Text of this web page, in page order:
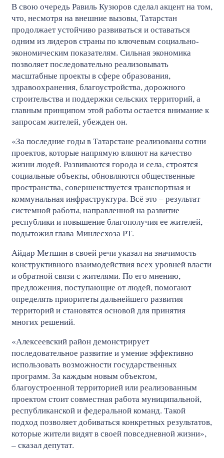
В свою очередь Равиль Кузюров сделал акцент на том,
что, несмотря на внешние вызовы, Татарстан
продолжает устойчиво развиваться и оставаться
одним из лидеров страны по ключевым социально-
экономическим показателям. Сильная экономика
позволяет последовательно реализовывать
масштабные проекты в сфере образования,
здравоохранения, благоустройства, дорожного
строительства и поддержки сельских территорий, а
главным принципом этой работы остается внимание к
запросам жителей, убежден он.
«За последние годы в Татарстане реализованы сотни
проектов, которые напрямую влияют на качество
жизни людей. Развиваются города и села, строятся
социальные объекты, обновляются общественные
пространства, совершенствуется транспортная и
коммунальная инфраструктура. Всё это – результат
системной работы, направленной на развитие
республики и повышение благополучия ее жителей, –
подытожил глава Минлесхоза РТ.
Айдар Метшин в своей речи указал на значимость
конструктивного взаимодействия всех уровней власти
и обратной связи с жителями. По его мнению,
предложения, поступающие от людей, помогают
определять приоритеты дальнейшего развития
территорий и становятся основой для принятия
многих решений.
«Алексеевский район демонстрирует
последовательное развитие и умение эффективно
использовать возможности государственных
программ. За каждым новым объектом,
благоустроенной территорией или реализованным
проектом стоит совместная работа муниципальной,
республиканской и федеральной команд. Такой
подход позволяет добиваться конкретных результатов,
которые жители видят в своей повседневной жизни»,
– сказал депутат.